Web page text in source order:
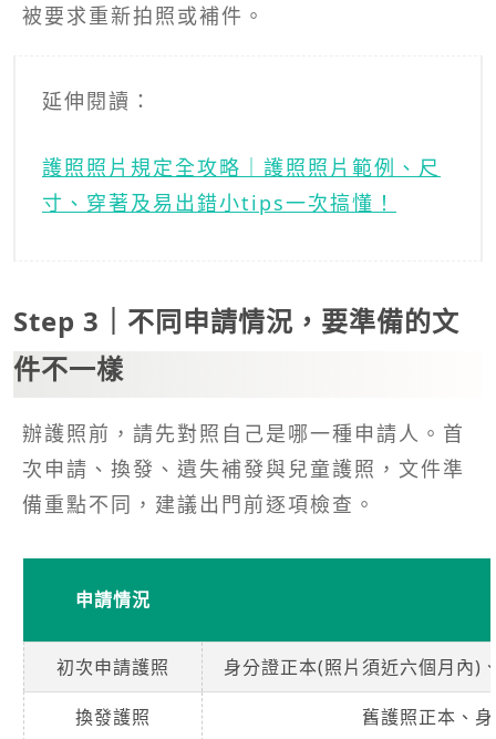
被要求重新拍照或補件。
延伸閱讀：
護照照片規定全攻略｜護照照片範例、尺
寸、穿著及易出錯小tips一次搞懂！
Step 3｜不同申請情況，要準備的文
件不一樣
辦護照前，請先對照自己是哪一種申請人。首
次申請、換發、遺失補發與兒童護照，文件準
備重點不同，建議出門前逐項檢查。
申請情況
初次申請護照 身分證正本(照片須近六個月內)
換發護照 舊護照正本、